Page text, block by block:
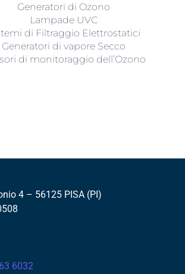
Generatori di Ozono
Lampade UVC
di Filtraggio Elettrostatici
Generatori di vapore Secco
di monitoraggio dell’Ozono
4 – 56125 PISA (PI)
6032